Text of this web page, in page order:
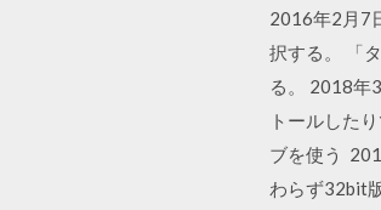
2016年2月7
択する。 「
る。 2018年
トールした
ブを使う
わらず32bit